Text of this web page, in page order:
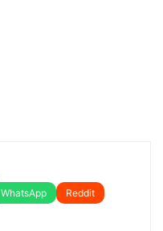
WhatsApp
Reddit